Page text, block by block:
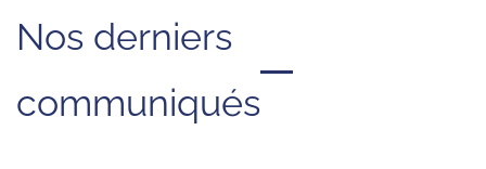
Nos derniers
communiqués